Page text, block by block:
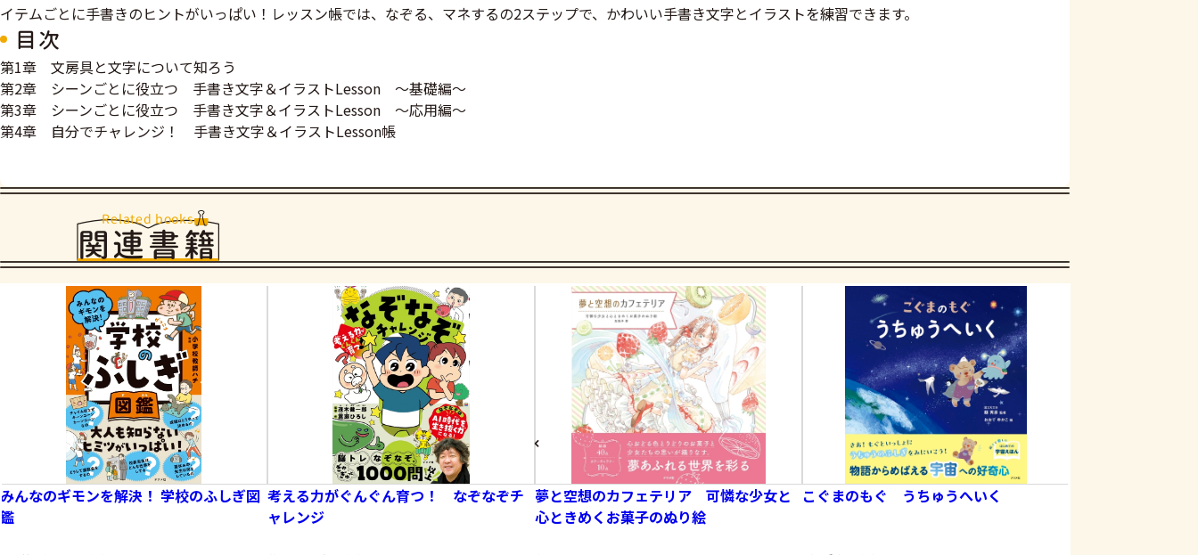
イテムごとに手書きのヒントがいっぱい！レッスン帳では、なぞる、マネするの2ステップで、かわいい手書き文字とイラストを練習できます。
目次
第1章 文房具と文字について知ろう
第2章 シーンごとに役立つ 手書き文字＆イラストLesson ～基礎編～
第3章 シーンごとに役立つ 手書き文字＆イラストLesson ～応用編～
第4章 自分でチャレンジ！ 手書き文字＆イラストLesson帳
Related books
関連書籍
みんなのギモンを解決！ 学校のふしぎ図
鑑
考える力がぐんぐん育つ！ なぞなぞチ
ャレンジ
夢と空想のカフェテリア 可憐な少女と
心ときめくお菓子のぬり絵
こぐまのもぐ うちゅうへいく